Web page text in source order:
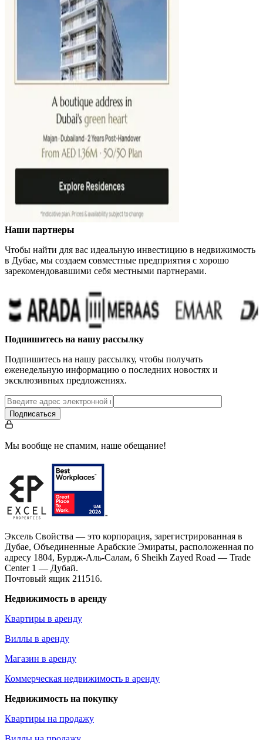
Наши партнеры
Чтобы найти для вас идеальную инвестицию в недвижимость
в Дубае, мы создаем совместные предприятия с хорошо
зарекомендовавшими себя местными партнерами.
Подпишитесь на нашу рассылку
Подпишитесь на нашу рассылку, чтобы получать
еженедельную информацию о последних новостях и
эксклюзивных предложениях.
Подписаться
Мы вообще не спамим, наше обещание!
Эксель Свойства — это корпорация, зарегистрированная в
Дубае, Объединенные Арабские Эмираты, расположенная по
адресу 1804, Бурдж-Аль-Салам, 6 Sheikh Zayed Road — Trade
Center 1 — Дубай.
Почтовый ящик 211516.
Недвижимость в аренду
Квартиры в аренду
Виллы в аренду
Магазин в аренду
Коммерческая недвижимость в аренду
Недвижимость на покупку
Квартиры на продажу